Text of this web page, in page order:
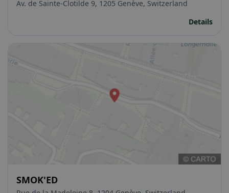
Av. de Sainte-Clotilde 9, 1205 Genève, Switzerland
Details
SMOK'ED